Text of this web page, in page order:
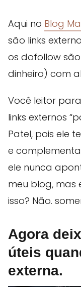
Aqui no Blog
são links
os dofollow
dinheiro) com
Você leitor
links externos
Patel, pois ele
e
ele nunca
meu blog, mas
isso? Não.
Agora
úteis
externa.